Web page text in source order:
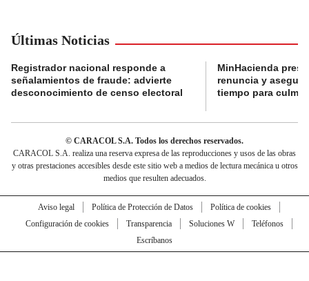
Últimas Noticias
Registrador nacional responde a
señalamientos de fraude: advierte
desconocimiento de censo electoral
MinHacienda
renuncia y
tiempo para
© CARACOL S.A. Todos los derechos reservados.
CARACOL S.A. realiza una reserva expresa de las reproducciones y usos de las obras
y otras prestaciones accesibles desde este sitio web a medios de lectura mecánica u otros
medios que resulten adecuados.
Aviso legal Política de Protección de Datos
Política de cookies
Configuración de cookies
Transparencia Soluciones W
Teléfonos
Escríbanos